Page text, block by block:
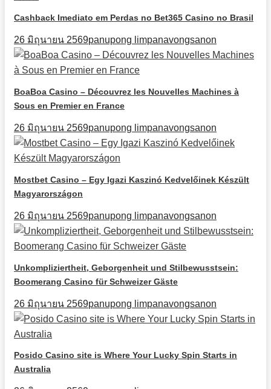
Cashback Imediato em Perdas no Bet365 Casino no Brasil
26 มิถุนายน 2569panupong limpanavongsanon
BoaBoa Casino – Découvrez les Nouvelles Machines à
Sous en Premier en France
26 มิถุนายน 2569panupong limpanavongsanon
Mostbet Casino – Egy Igazi Kaszinó Kedvelőinek Készült
Magyarországon
26 มิถุนายน 2569panupong limpanavongsanon
Unkompliziertheit, Geborgenheit und Stilbewusstsein:
Boomerang Casino für Schweizer Gäste
26 มิถุนายน 2569panupong limpanavongsanon
Posido Casino site is Where Your Lucky Spin Starts in
Australia